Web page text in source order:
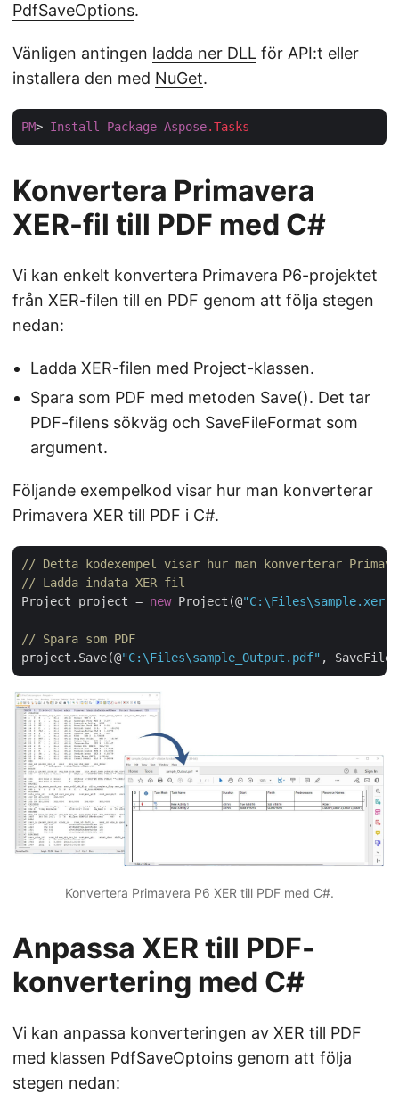
PdfSaveOptions.
Vänligen antingen ladda ner DLL för API:t eller
installera den med NuGet.
PM> Install-Package Aspose.Tasks
Konvertera Primavera
XER-fil till PDF med C#
Vi kan enkelt konvertera Primavera P6-projektet
från XER-filen till en PDF genom att följa stegen
nedan:
Ladda XER-filen med Project-klassen.
Spara som PDF med metoden Save(). Det tar
PDF-filens sökväg och SaveFileFormat som
argument.
Följande exempelkod visar hur man konverterar
Primavera XER till PDF i C#.
// Detta kodexempel visar hur man konverterar
// Ladda indata XER-fil
Project project = new Project(@"C:\Files\sample.xer"
// Spara som PDF
project.Save(@"C:\Files\sample_Output.pdf"
Konvertera Primavera P6 XER till PDF med C#.
Anpassa XER till PDF-
konvertering med C#
Vi kan anpassa konverteringen av XER till PDF
med klassen PdfSaveOptoins genom att följa
stegen nedan: